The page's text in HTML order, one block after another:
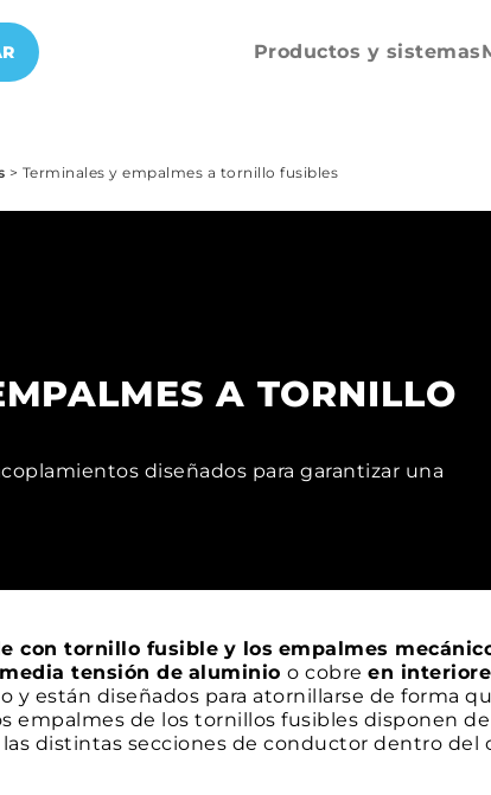
Productos y sistemas
> Terminales y empalmes a tornillo fusibles
A TORNILLO
diseñados para garantizar una
con tornillo fusible y los empalmes
tensión de aluminio o cobre en
y están diseñados para atornillarse de forma
empalmes de los tornillos fusibles disponen de
distintas secciones de conductor dentro del